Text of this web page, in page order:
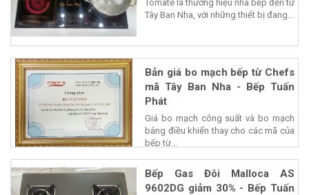
Tomate là thương hiệu nhà bếp đến từ
Tây Ban Nha, với những thiết bị đang...
Bản giá bo mạch bếp từ Chefs
mã Tây Ban Nha - Bếp Tuấn
Phát
Giá bo mạch công suất và bo mạch
bảng điều khiển thay cho các mã của
bếp từ...
Bếp Gas Đôi Malloca AS
9602DG giảm 30% - Bếp Tuấn